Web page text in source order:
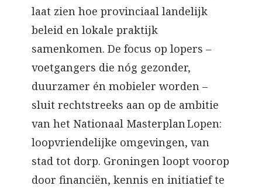
laat zien hoe provinciaal landelijk
beleid en lokale praktijk
samenkomen. De focus op lopers –
voetgangers die nóg gezonder,
duurzamer én mobieler worden –
sluit rechtstreeks aan op de ambitie
van het Nationaal Masterplan Lopen:
loopvriendelijke omgevingen, van
stad tot dorp. Groningen loopt voorop
door financiën, kennis en initiatief te